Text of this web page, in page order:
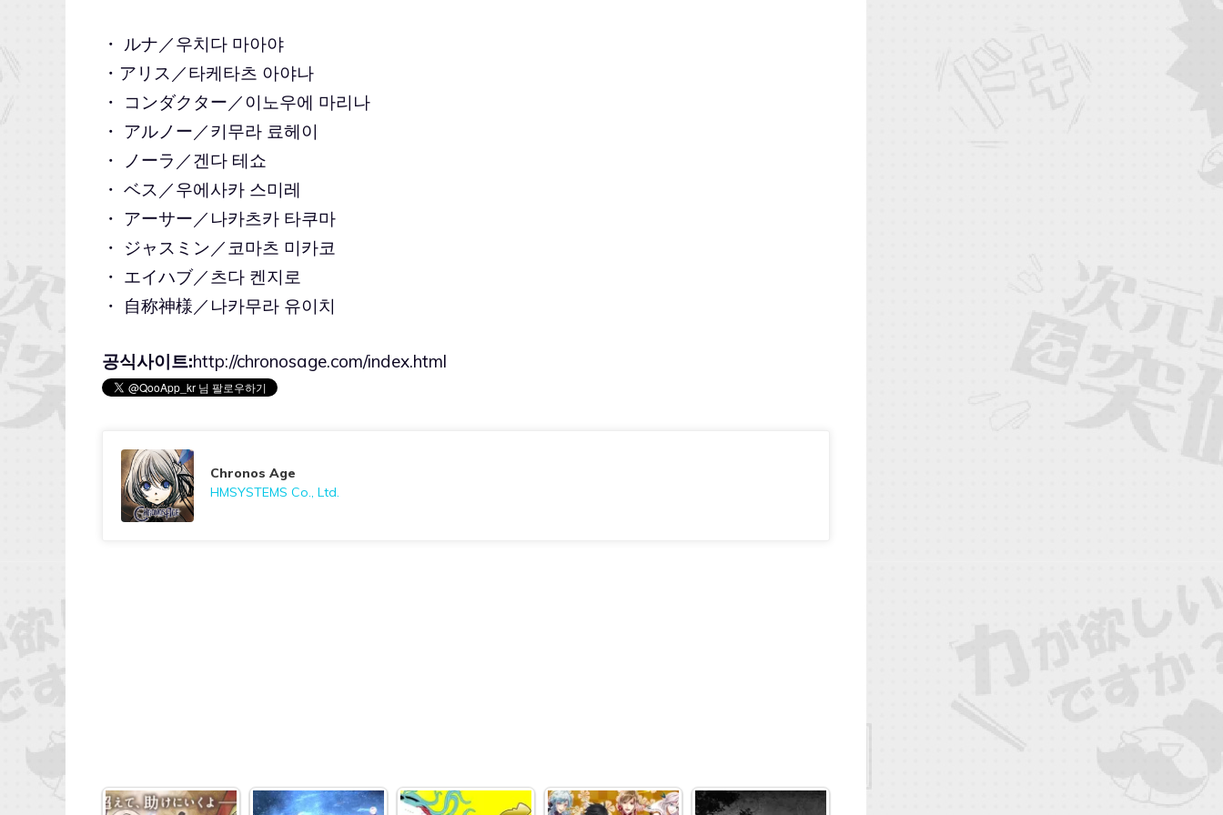
・ ルナ／우치다 마아야
・アリス／타케타츠 아야나
・ コンダクター／이노우에 마리나
・ アルノー／키무라 료헤이
・ ノーラ／겐다 테쇼
・ ベス／우에사카 스미레
・ アーサー／나카츠카 타쿠마
・ ジャスミン／코마츠 미카코
・ エイハブ／츠다 켄지로
・ 自称神様／나카무라 유이치
공식사이트:http://chronosage.com/index.html
Chronos Age
HMSYSTEMS Co., Ltd.